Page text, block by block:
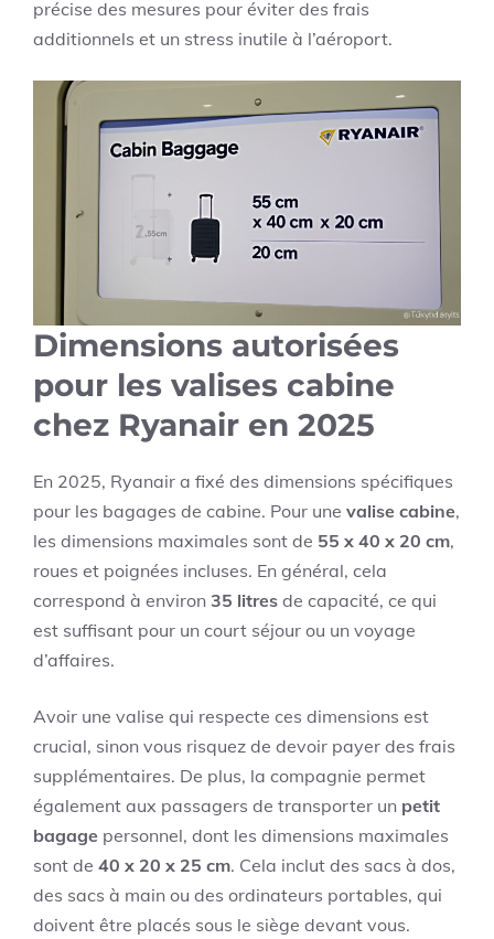
précise des mesures pour éviter des frais
additionnels et un stress inutile à l’aéroport.
Dimensions autorisées
pour les valises cabine
chez Ryanair en 2025
En 2025, Ryanair a fixé des dimensions spécifiques
pour les bagages de cabine. Pour une valise cabine,
les dimensions maximales sont de 55 x 40 x 20 cm,
roues et poignées incluses. En général, cela
correspond à environ 35 litres de capacité, ce qui
est suffisant pour un court séjour ou un voyage
d’affaires.
Avoir une valise qui respecte ces dimensions est
crucial, sinon vous risquez de devoir payer des frais
supplémentaires. De plus, la compagnie permet
également aux passagers de transporter un petit
bagage personnel, dont les dimensions maximales
sont de 40 x 20 x 25 cm. Cela inclut des sacs à dos,
des sacs à main ou des ordinateurs portables, qui
doivent être placés sous le siège devant vous.